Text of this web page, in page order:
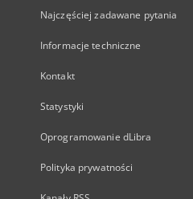
Najczęściej zadawane pytania
Informacje techniczne
Kontakt
Statystyki
Oprogramowanie dLibra
Polityka prywatności